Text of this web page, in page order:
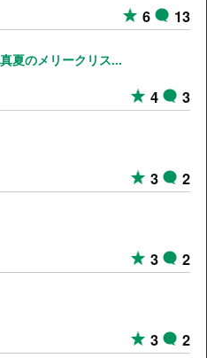
6 13
夏のメリークリス...
4 3
3 2
3 2
3 2